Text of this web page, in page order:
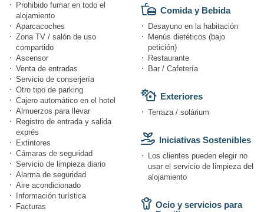
Prohibido fumar en todo el
alojamiento
Aparcacoches
Zona TV / salón de uso
compartido
Ascensor
Venta de entradas
Servicio de conserjería
Otro tipo de parking
Cajero automático en el hotel
Almuerzos para llevar
Registro de entrada y salida
exprés
Extintores
Cámaras de seguridad
Servicio de limpieza diario
Alarma de seguridad
Aire acondicionado
Información turística
Facturas
Comida y Bebida
Desayuno en la habitación
Menús dietéticos (bajo
petición)
Restaurante
Bar / Cafetería
Exteriores
Terraza / solárium
Iniciativas Sostenibles
Los clientes pueden elegir no
usar el servicio de limpieza del
alojamiento
Ocio y servicios para